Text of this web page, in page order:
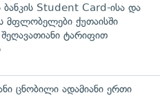
Student Card-ისა და
მფლობელები ქუთაისში
ტარიფით
ცნობილი ადამიანი ერთი